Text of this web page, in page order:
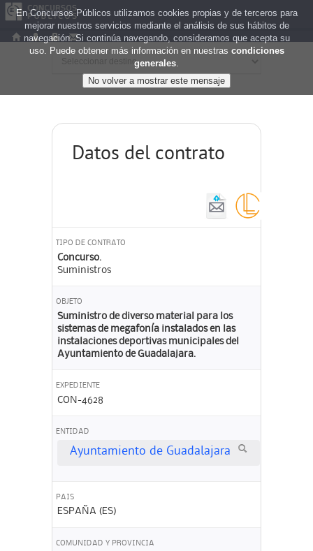
Datos del contrato
TIPO DE CONTRATO
Concurso.
Suministros
OBJETO
Suministro de diverso material para los
sistemas de megafonía instalados en las
instalaciones deportivas municipales del
Ayuntamiento de Guadalajara.
EXPEDIENTE
CON-4628
ENTIDAD
Ayuntamiento de Guadalajara
PAIS
ESPAÑA (ES)
COMUNIDAD Y PROVINCIA
En Concursos Públicos utilizamos cookies propias y de terceros para
mejorar nuestros servicios mediante el análisis de sus hábitos de
navegación. Si continúa navegando, consideramos que acepta su
uso. Puede obtener más información en nuestras condiciones
generales.